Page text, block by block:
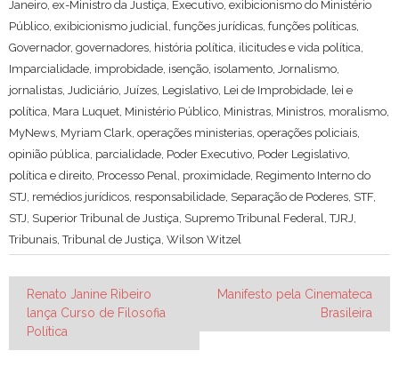
Janeiro, ex-Ministro da Justiça, Executivo, exibicionismo do Ministério
Público, exibicionismo judicial, funções jurídicas, funções políticas,
Governador, governadores, história política, ilicitudes e vida política,
Imparcialidade, improbidade, isenção, isolamento, Jornalismo,
jornalistas, Judiciário, Juízes, Legislativo, Lei de Improbidade, lei e
política, Mara Luquet, Ministério Público, Ministras, Ministros, moralismo,
MyNews, Myriam Clark, operações ministerias, operações policiais,
opinião pública, parcialidade, Poder Executivo, Poder Legislativo,
política e direito, Processo Penal, proximidade, Regimento Interno do
STJ, remédios jurídicos, responsabilidade, Separação de Poderes, STF,
STJ, Superior Tribunal de Justiça, Supremo Tribunal Federal,TJRJ,
Tribunais,Tribunal de Justiça, Wilson Witzel
Navegação
de
Post
Renato Janine Ribeiro
lança Curso de Filosofia
Política
Manifesto pela Cinemateca
Brasileira